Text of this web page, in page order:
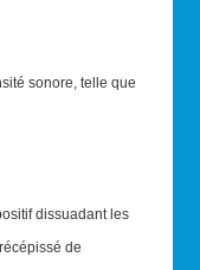
sonore, telle que
dissuadant les
de